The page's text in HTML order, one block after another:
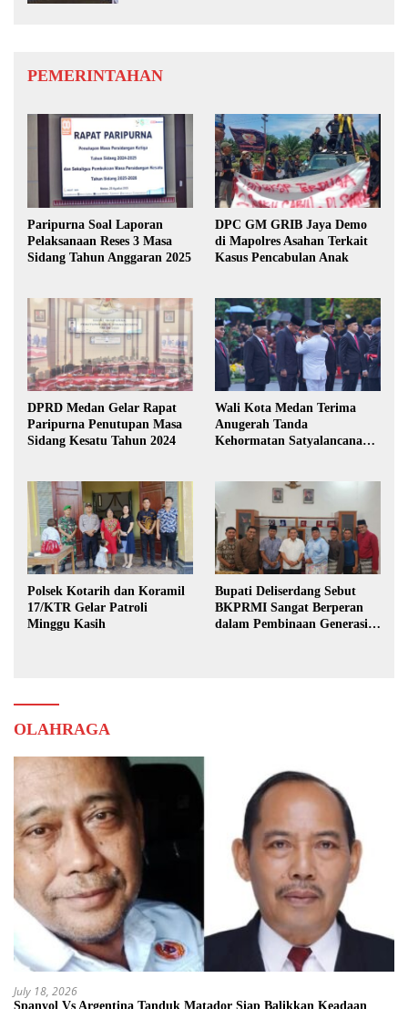
PEMERINTAHAN
Paripurna Soal Laporan
Pelaksanaan Reses 3 Masa
Sidang Tahun Anggaran 2025
DPC GM GRIB Jaya Demo
di Mapolres Asahan Terkait
Kasus Pencabulan Anak
DPRD Medan Gelar Rapat
Paripurna Penutupan Masa
Sidang Kesatu Tahun 2024
Wali Kota Medan Terima
Anugerah Tanda
Kehormatan Satyalancana
Polsek Kotarih dan Koramil
17/KTR Gelar Patroli
Minggu Kasih
Bupati Deliserdang Sebut
BKPRMI Sangat Berperan
dalam Pembinaan Generasi
OLAHRAGA
July 18, 2026
Spanyol Vs Argentina Tanduk Matador Siap Balikkan Keadaan